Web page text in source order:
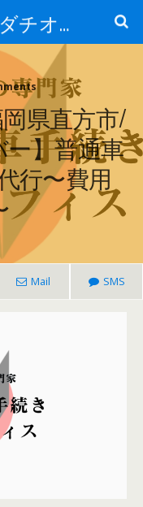
くるま手続きスケダチオフィス
岡県直方市/
】普通車
行〜費用
Mail SMS